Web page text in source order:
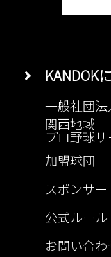
KANDOK
一般社団法
関西地域
プロ野球リ
加盟球団
スポンサー
公式ルール
お問い合わ